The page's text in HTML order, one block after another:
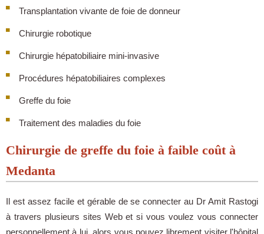
Transplantation vivante de foie de donneur
Chirurgie robotique
Chirurgie hépatobiliaire mini-invasive
Procédures hépatobiliaires complexes
Greffe du foie
Traitement des maladies du foie
Chirurgie de greffe du foie à faible coût à
Medanta
Il est assez facile et gérable de se connecter au Dr Amit Rastogi
à travers plusieurs sites Web et si vous voulez vous connecter